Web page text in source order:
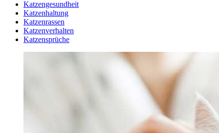
Katzengesundheit
Katzenhaltung
Katzenrassen
Katzenverhalten
Katzensprüche